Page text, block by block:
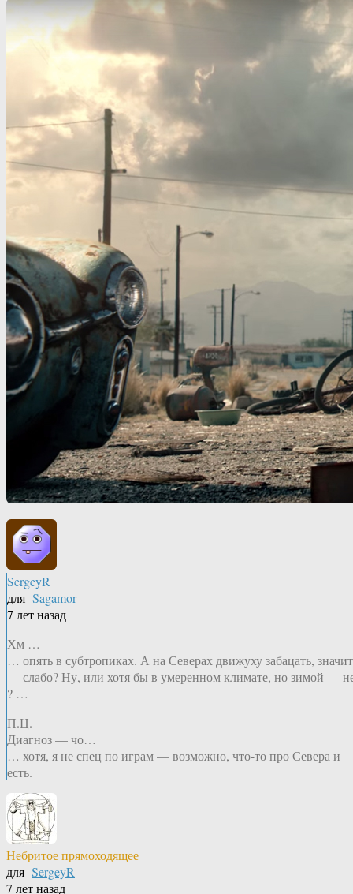
SergeyR
для Sagamor
7 лет назад
Хм …
… опять в субтропиках. А на Северах движуху забацать, значит
— слабо? Ну, или хотя бы в умеренном климате, но зимой —
? …
П.Ц.
Диагноз — чо…
… хотя, я не спец по играм — возможно, что-то про Севера и
есть.
Небритое прямоходящее
для SergeyR
7 лет назад